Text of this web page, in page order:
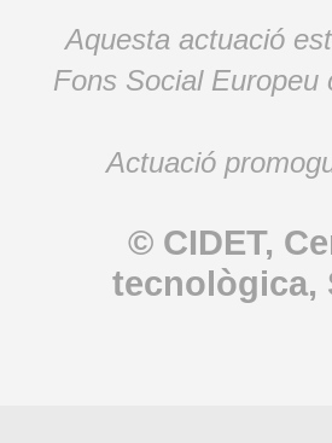
Aquesta actuació
Fons Social Europeu
Actuació
© CIDET,
tecnològica,